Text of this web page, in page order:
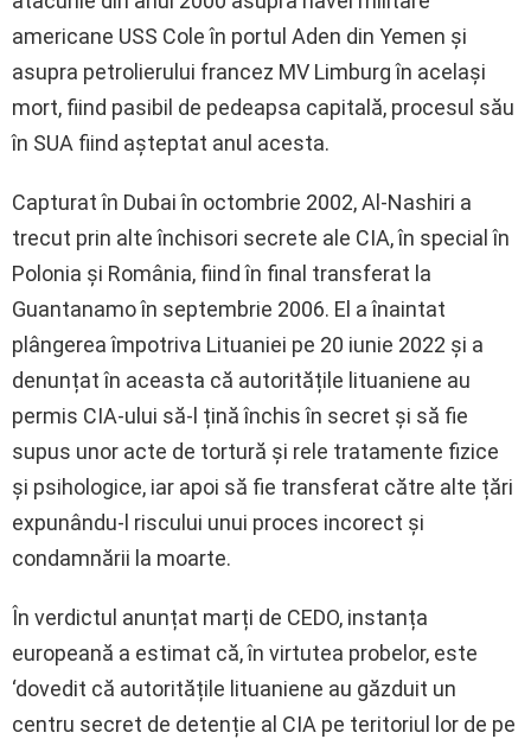
americane USS Cole în portul Aden din Yemen și
asupra petrolierului francez MV Limburg în același
mort, fiind pasibil de pedeapsa capitală, procesul său
în SUA fiind așteptat anul acesta.
Capturat în Dubai în octombrie 2002, Al-Nashiri a
trecut prin alte închisori secrete ale CIA, în special în
Polonia și România, fiind în final transferat la
Guantanamo în septembrie 2006. El a înaintat
plângerea împotriva Lituaniei pe 20 iunie 2022 și a
denunțat în aceasta că autoritățile lituaniene au
permis CIA-ului să-l țină închis în secret și să fie
supus unor acte de tortură și rele tratamente fizice
și psihologice, iar apoi să fie transferat către alte țări
expunându-l riscului unui proces incorect și
condamnării la moarte.
În verdictul anunțat marți de CEDO, instanța
europeană a estimat că, în virtutea probelor, este
‘dovedit că autoritățile lituaniene au găzduit un
centru secret de detenție al CIA pe teritoriul lor de pe